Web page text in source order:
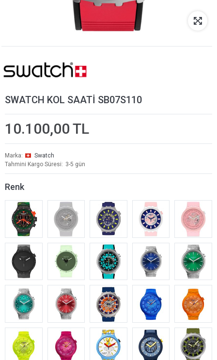
SWATCH KOL SAATİ SB07S110
10.100,00 TL
Marka
Swatch
Tahmini Kargo Süresi
3-5 gün
Renk